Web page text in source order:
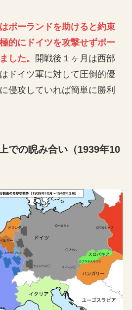
ポーランドを助けると約束
的にドイツを攻撃せずポー
した。
開戦後１ヶ月は西部
ドイツ軍に対して圧倒的優
侵攻していれば簡単に勝利
での睨み合い（1939年10